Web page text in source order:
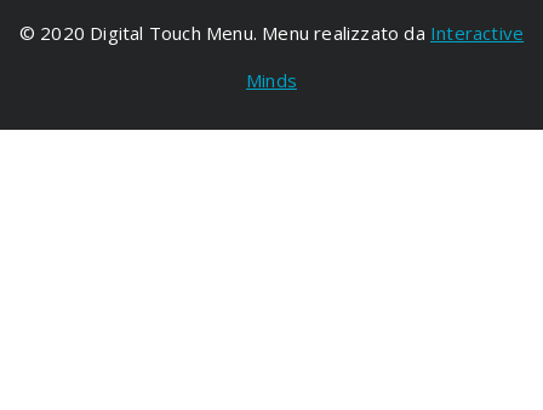
© 2020 Digital Touch Menu. Menu realizzato da Interactive
Minds